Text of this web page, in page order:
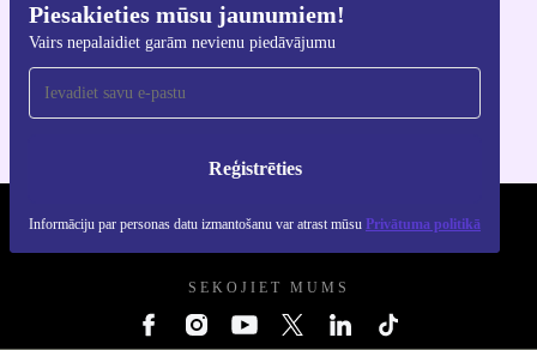
Piesakieties mūsu jaunumiem!
Vairs nepalaidiet garām nevienu piedāvājumu
Reģistrēties
Informāciju par personas datu izmantošanu var atrast mūsu Privātuma politikā
Lejupielādējiet refurbed lietotni
iOS un Android ierīcēm
REFURBED - RETHINK NEW.
SEKOJIET MUMS